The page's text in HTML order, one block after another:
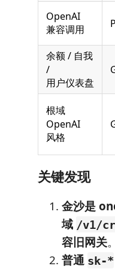
OpenAI
兼容调用
余额 / 自我
/
用户仪表盘
根域
OpenAI
风格
关键发现
金沙是
域 /v1/
容旧网关。
普通 sk-*